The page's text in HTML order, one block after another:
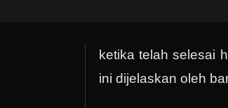
ketika telah selesai
ini dijelaskan oleh